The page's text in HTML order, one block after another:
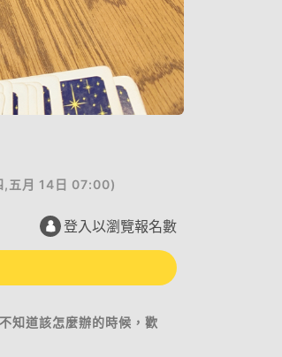
,五月 14日 07:00)
登入以瀏覽報名數
知道該怎麼辦的時候，歡